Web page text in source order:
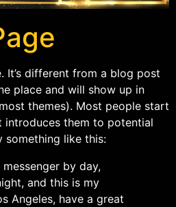
It’s different from a blog post
place and will show up in
themes). Most people start
introduces them to potential
something like this:
messenger by day,
and this is my
Angeles, have a great